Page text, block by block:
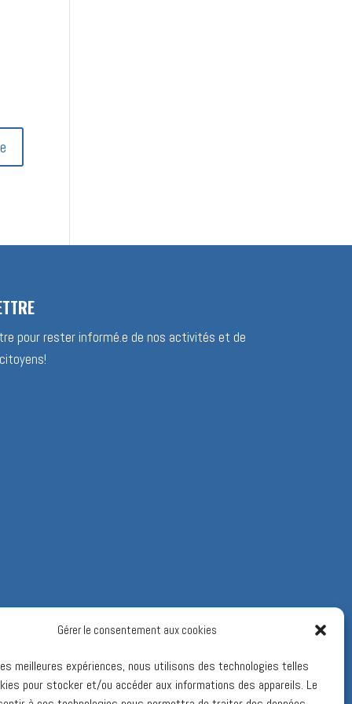
Gérer le consentement aux cookies
meilleures expériences, nous utilisons des technologies telles
pour stocker et/ou accéder aux informations des appareils. Le
pour rester informé.e de nos activités et de